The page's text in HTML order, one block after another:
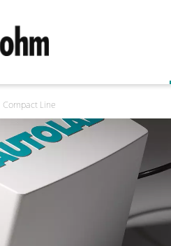
Compact Line